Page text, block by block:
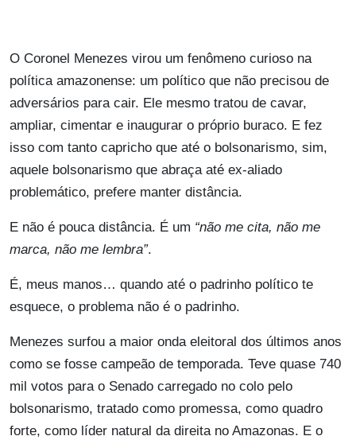
O Coronel Menezes virou um fenômeno curioso na
política amazonense: um político que não precisou de
adversários para cair. Ele mesmo tratou de cavar,
ampliar, cimentar e inaugurar o próprio buraco. E fez
isso com tanto capricho que até o bolsonarismo, sim,
aquele bolsonarismo que abraça até ex-aliado
problemático, prefere manter distância.
E não é pouca distância. É um “não me cita, não me
marca, não me lembra”.
É, meus manos… quando até o padrinho político te
esquece, o problema não é o padrinho.
Menezes surfou a maior onda eleitoral dos últimos anos
como se fosse campeão de temporada. Teve quase 740
mil votos para o Senado carregado no colo pelo
bolsonarismo, tratado como promessa, como quadro
forte, como líder natural da direita no Amazonas. E o